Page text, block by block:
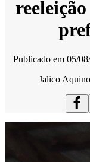
Publicado em 05/
Jalico